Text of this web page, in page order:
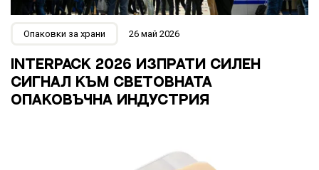
Опаковки за храни 26 май 2026
INTERPACK 2026 ИЗПРАТИ СИЛЕН
СИГНАЛ КЪМ СВЕТОВНАТА
ОПАКОВЪЧНА ИНДУСТРИЯ